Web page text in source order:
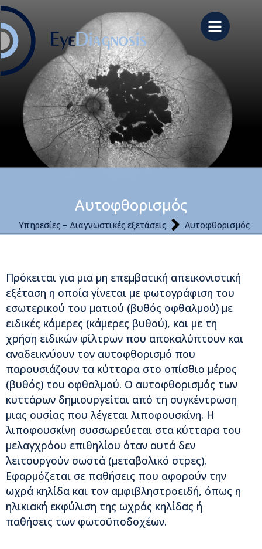
Αυτοφθορισμός
Υπηρεσίες – Διαγνωστικές εξετάσεις Αυτοφθορισμός
Πρόκειται για μια μη επεμβατική απεικονιστική
εξέταση η οποία γίνεται με φωτογράφιση του
εσωτερικού του ματιού (βυθός οφθαλμού) με
ειδικές κάμερες (κάμερες βυθού), και με τη
χρήση ειδικών φίλτρων που αποκαλύπτουν και
αναδεικνύουν τον αυτοφθορισμό που
παρουσιάζουν τα κύτταρα στο οπίσθιο μέρος
(βυθός) του οφθαλμού. Ο αυτοφθορισμός των
κυττάρων δημιουργείται από τη συγκέντρωση
μιας ουσίας που λέγεται λιποφουσκίνη. Η
λιποφουσκίνη συσσωρεύεται στα κύτταρα του
μελαγχρόου επιθηλίου όταν αυτά δεν
λειτουργούν σωστά (μεταβολικό στρες).
Εφαρμόζεται σε παθήσεις που αφορούν την
ωχρά κηλίδα και τον αμφιβληστροειδή, όπως η
ηλικιακή εκφύλιση της ωχράς κηλίδας ή
παθήσεις των φωτοϋποδοχέων.